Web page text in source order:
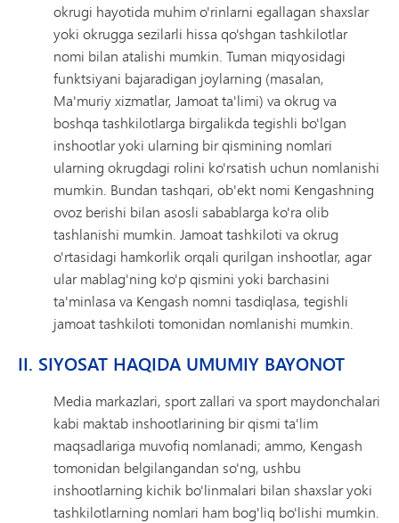
okrugi hayotida muhim o'rinlarni egallagan shaxslar
yoki okrugga sezilarli hissa qo'shgan tashkilotlar
nomi bilan atalishi mumkin. Tuman miqyosidagi
funktsiyani bajaradigan joylarning (masalan,
Ma'muriy xizmatlar, Jamoat ta'limi) va okrug va
boshqa tashkilotlarga birgalikda tegishli bo'lgan
inshootlar yoki ularning bir qismining nomlari
ularning okrugdagi rolini ko'rsatish uchun nomlanishi
mumkin. Bundan tashqari, ob'ekt nomi Kengashning
ovoz berishi bilan asosli sabablarga ko'ra olib
tashlanishi mumkin. Jamoat tashkiloti va okrug
o'rtasidagi hamkorlik orqali qurilgan inshootlar, agar
ular mablag'ning ko'p qismini yoki barchasini
ta'minlasa va Kengash nomni tasdiqlasa, tegishli
jamoat tashkiloti tomonidan nomlanishi mumkin.
II. SIYOSAT HAQIDA UMUMIY BAYONOT
Media markazlari, sport zallari va sport maydonchalari
kabi maktab inshootlarining bir qismi ta'lim
maqsadlariga muvofiq nomlanadi; ammo, Kengash
tomonidan belgilangandan so'ng, ushbu
inshootlarning kichik bo'linmalari bilan shaxslar yoki
tashkilotlarning nomlari ham bog'liq bo'lishi mumkin.